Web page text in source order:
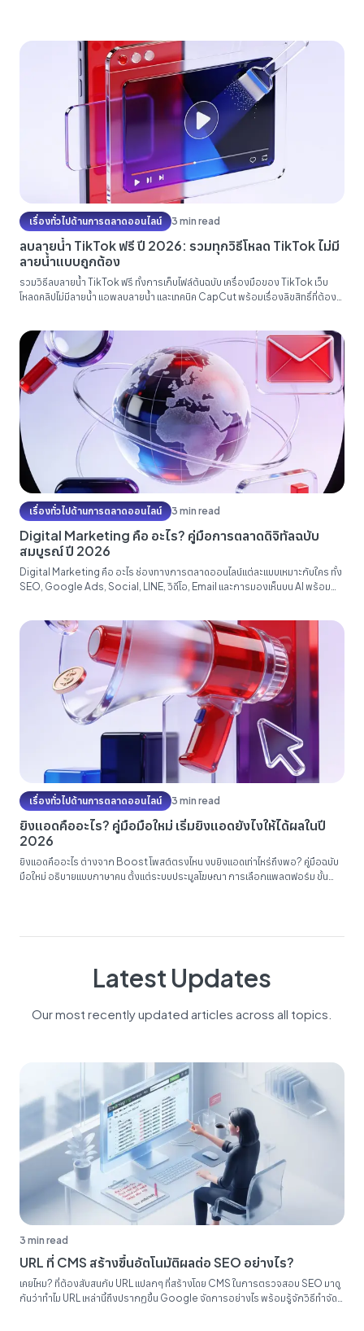
เรื่องทั่วไปด้านการตลาดออนไลน์ 3 min read
ลบลายน้ำ TikTok ฟรี ปี 2026: รวมทุกวิธีโหลด TikTok ไม่มี
ลายน้ำแบบถูกต้อง
รวมวิธีลบลายน้ำ TikTok ฟรี ทั้งการเก็บไฟล์ต้นฉบับ เครื่องมือของ TikTok เว็บ
โหลดคลิปไม่มีลายน้ำ แอพลบลายน้ำ และเทคนิค CapCut พร้อมเรื่องลิขสิทธิ์ที่ต้อง
เรื่องทั่วไปด้านการตลาดออนไลน์ 3 min read
Digital Marketing คือ อะไร? คู่มือการตลาดดิจิทัลฉบับ
สมบูรณ์ ปี 2026
Digital Marketing คือ อะไร ช่องทางการตลาดออนไลน์แต่ละแบบเหมาะกับใคร ทั้ง
SEO, Google Ads, Social, LINE, วิดีโอ, Email และการมองเห็นบน AI พร้อม
เรื่องทั่วไปด้านการตลาดออนไลน์ 3 min read
ยิงแอดคืออะไร? คู่มือมือใหม่ เริ่มยิงแอดยังไงให้ได้ผลในปี
2026
ยิงแอดคืออะไร ต่างจาก Boost โพสต์ตรงไหน งบยิงแอดเท่าไหร่ถึงพอ? คู่มือฉบับ
มือใหม่ อธิบายแบบภาษาคน ตั้งแต่ระบบประมูลโฆษณา การเลือกแพลตฟอร์ม ขั้น
Latest Updates
Our most recently updated articles across all topics.
3 min read
URL ที่ CMS สร้างขึ้นอัตโนมัติผลต่อ SEO อย่างไร?
เคยไหม? ที่ต้องสับสนกับ URL แปลกๆ ที่สร้างโดย CMS ในการตรวจสอบ SEO มาดู
กันว่าทำไม URL เหล่านี้ถึงปรากฏขึ้น Google จัดการอย่างไร พร้อมรู้จักวิธีทำจัด